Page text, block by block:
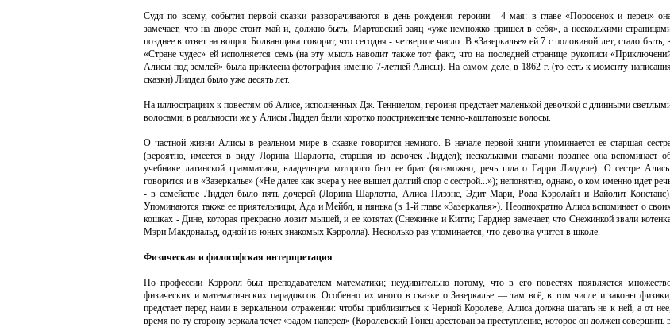
Судя по всему, события первой сказки разворачиваются в день рождения героини - 4 мая: в главе «Поросенок и перец»
замечает, что на дворе стоит май и, должно быть, Мартовский заяц «уже немножко пришел в себя», а несколькими
позднее в ответ на вопрос Болванщика говорит, что сегодня - четвертое число. В «Зазеркалье» ей 7 с половиной лет; стало быть,
«Стране чудес» ей исполняется семь (на эту мысль наводит также тот факт, что на последней странице рукописи
Алисы под землей» была приклеена фотография именно 7-летней Алисы). На самом деле, в 1862 г. (то есть к моменту
сказки) Лиддел было уже десять лет.
На иллюстрациях к повестям об Алисе, исполненных Дж. Тенниелом, героиня предстает маленькой девочкой с длинными
волосами; в реальности же у Алисы Лиддел были коротко подстриженные темно-каштановые волосы.
О частной жизни Алисы в реальном мире в сказке говорится немного. В начале первой книги упоминается ее старшая
(вероятно, имеется в виду Лорина Шарлотта, старшая из девочек Лиддел); несколькими главами позднее она вспоминает
учебнике латинской грамматики, владельцем которого был ее брат (возможно, речь шла о Гарри Лидделе). О сестре
говорится и в «Зазеркалье» («Не далее как вчера у нее вышел долгий спор с сестрой...»); непонятно, однако, о ком именно идет
- в семействе Лиддел было пять дочерей (Лорина Шарлотта, Алиса Плэзнс, Эдит Мари, Рода Кэролайн и Вайолит Констанс).
Упоминаются также ее приятельницы, Ада и Мейбл, и нянька (в 1-й главе «Зазеркалья»). Неоднократно Алиса вспоминает о
кошках - Дине, которая прекрасно ловит мышей, и ее котятах (Снежинке и Китти; Гарднер замечает, что Снежинкой звали
Мэри Макдональд, одной из юных знакомых Кэрролла). Несколько раз упоминается, что девочка учится в школе.
Физическая и философская интерпретация
По профессии Кэрролл был преподавателем математики; неудивительно потому, что в его повестях появляется
физических и математических парадоксов. Особенно их много в сказке о Зазеркалье — там всё, в том числе и законы
предстает перед нами в зеркальном отражении: чтобы приблизиться к Черной Королеве, Алиса должна шагать не к ней, а от
время по ту сторону зеркала течет «задом наперед» (Королевский Гонец арестован за преступление, которое он должен совершить